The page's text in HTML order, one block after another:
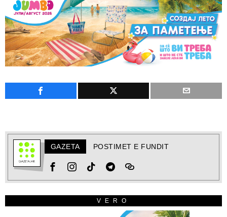
GAZETA POSTIMET E FUNDIT
VERO